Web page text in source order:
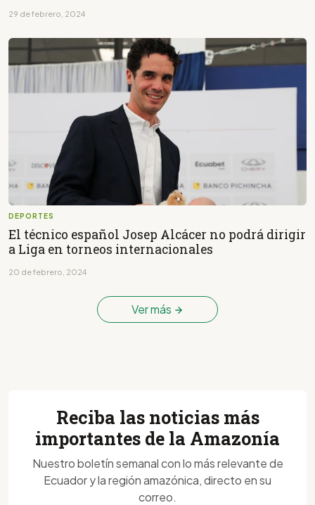
29 de febrero, 2024
DEPORTES
El técnico español Josep Alcácer no podrá dirigir
a Liga en torneos internacionales
20 de febrero, 2024
Ver más
Reciba las noticias más
importantes de la Amazonía
Nuestro boletín semanal con lo más relevante de
Ecuador y la región amazónica, directo en su
correo.